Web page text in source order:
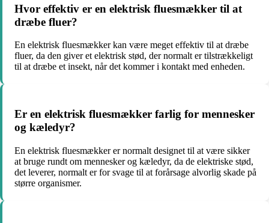
Hvor effektiv er en elektrisk fluesmækker til at
dræbe fluer?
En elektrisk fluesmækker kan være meget effektiv til at dræbe
fluer, da den giver et elektrisk stød, der normalt er tilstrækkeligt
til at dræbe et insekt, når det kommer i kontakt med enheden.
Er en elektrisk fluesmækker farlig for mennesker
og kæledyr?
En elektrisk fluesmækker er normalt designet til at være sikker
at bruge rundt om mennesker og kæledyr, da de elektriske stød,
det leverer, normalt er for svage til at forårsage alvorlig skade på
større organismer.